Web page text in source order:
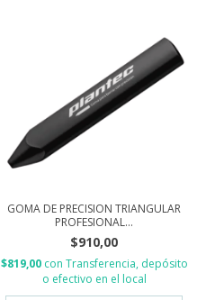
GOMA DE PRECISION TRIANGULAR
PROFESIONAL...
$910,00
$819,00 con Transferencia, depósito
o efectivo en el local